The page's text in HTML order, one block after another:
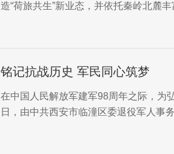
造“荷旅共生”新业态，并依托秦岭北麓
铭记抗战历史 军民同心筑梦
在中国人民解放军建军98周年之际，为
日，由中共西安市临潼区委退役军人事
艺文化有限公司共同主办的“铭记抗战